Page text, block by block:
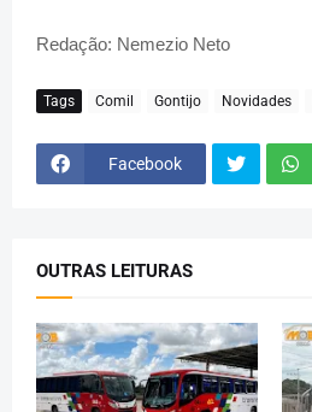
Redação: Nemezio Neto
Tags Comil Gontijo Novidades
Facebook
OUTRAS LEITURAS